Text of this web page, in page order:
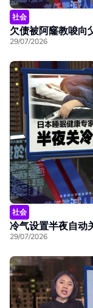
社会
欠债被阿窿教唆向
29/07/2026
社会
冷气设置半夜自动
29/07/2026